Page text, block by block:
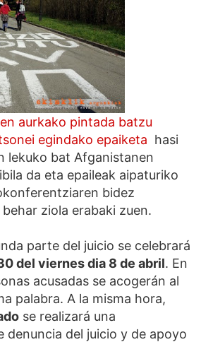
aurkako pintada batzu
egindako epaiketa hasi
lekuko bat Afganistanen
da eta epaileak aipaturiko
bidez
ziola erabaki zuen.
parte del juicio se celebrará
del viernes dia 8 de abril. En
acusadas se acogerán al
palabra. A la misma hora,
se realizará una
denuncia del juicio y de apoyo